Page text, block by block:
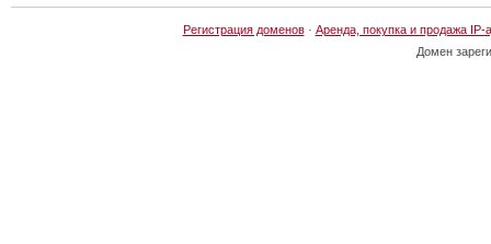
Регистрация доменов· Аренда, покупка и продажа IP-
Домен